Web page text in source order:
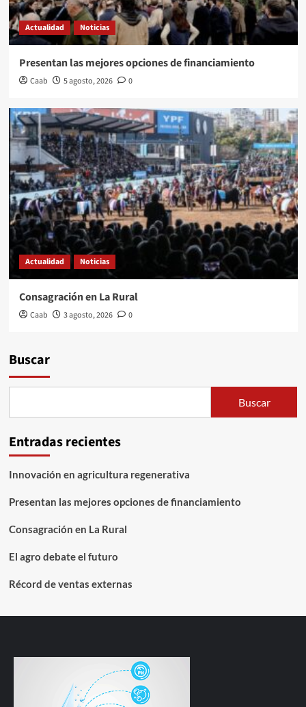
Actualidad Noticias
Presentan las mejores opciones de financiamiento
Caab 5 agosto, 2026 0
Actualidad Noticias
Consagración en La Rural
Caab 3 agosto, 2026 0
Buscar
Buscar
Entradas recientes
Innovación en agricultura regenerativa
Presentan las mejores opciones de financiamiento
Consagración en La Rural
El agro debate el futuro
Récord de ventas externas